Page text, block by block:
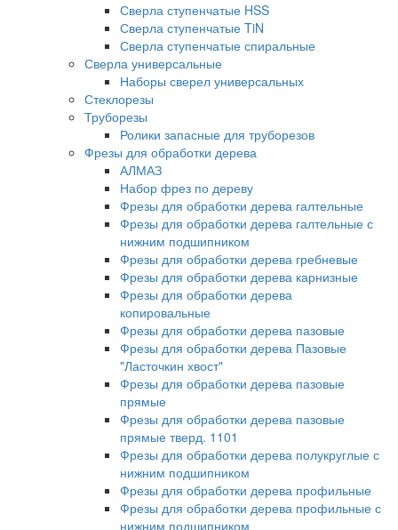
Сверла ступенчатые HSS
Сверла ступенчатые TiN
Сверла ступенчатые спиральные
Сверла универсальные
Наборы сверел универсальных
Стеклорезы
Труборезы
Ролики запасные для труборезов
Фрезы для обработки дерева
АЛМАЗ
Набор фрез по дереву
Фрезы для обработки дерева галтельные
Фрезы для обработки дерева галтельные с
нижним подшипником
Фрезы для обработки дерева гребневые
Фрезы для обработки дерева карнизные
Фрезы для обработки дерева
копировальные
Фрезы для обработки дерева пазовые
Фрезы для обработки дерева Пазовые
"Ласточкин хвост"
Фрезы для обработки дерева пазовые
прямые
Фрезы для обработки дерева пазовые
прямые тверд. 1101
Фрезы для обработки дерева полукруглые с
нижним подшипником
Фрезы для обработки дерева профильные
Фрезы для обработки дерева профильные с
нижним подшипником